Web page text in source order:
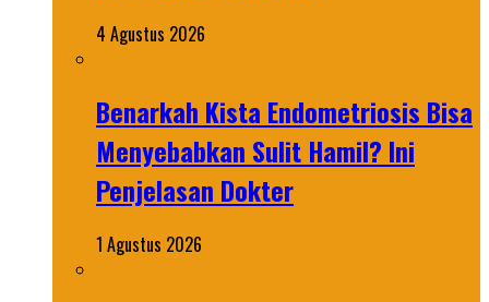
4 Agustus 2026
Benarkah Kista Endometriosis Bisa
Menyebabkan Sulit Hamil? Ini
Penjelasan Dokter
1 Agustus 2026